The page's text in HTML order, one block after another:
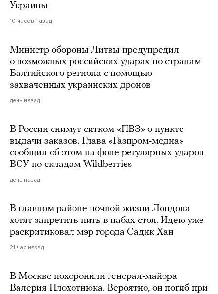
Украины
10 часов назад
Министр обороны Литвы предупредил
о возможных российских ударах по странам
Балтийского региона с помощью
захваченных украинских дронов
день назад
В России снимут ситком «ПВЗ» о пункте
выдачи заказов. Глава «Газпром-медиа»
сообщил об этом на фоне регулярных ударов
ВСУ по складам Wildberries
день назад
В главном районе ночной жизни Лондона
хотят запретить пить в пабах стоя. Идею уже
раскритиковал мэр города Садик Хан
21 час назад
В Москве похоронили генерал-майора
Валерия Плохотнюка. Вероятно, он погиб при